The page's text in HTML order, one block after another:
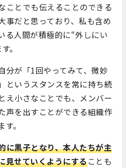
ことでも伝えることのできる
事だと思っており、私も含め
る人間が積極的に“外しにい
。
分が「1回やってみて、微妙
というスタンスを常に持ち続
え小さなことでも、メンバー
声を出すことができる組織作
。
に黒子となり、本人たちが主
見せていくようにすることも